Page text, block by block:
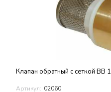
Клапан обратный с сеткой ВВ 1
Артикул: 02060